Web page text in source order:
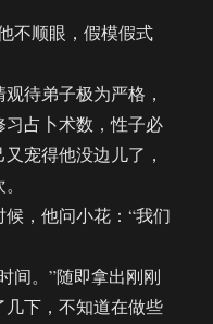
顺眼，假模假式
待弟子极为严格，
占卜术数，性子必
宠得他没边儿了，
，他问小花：“我们
。”随即拿出刚刚
下，不知道在做些